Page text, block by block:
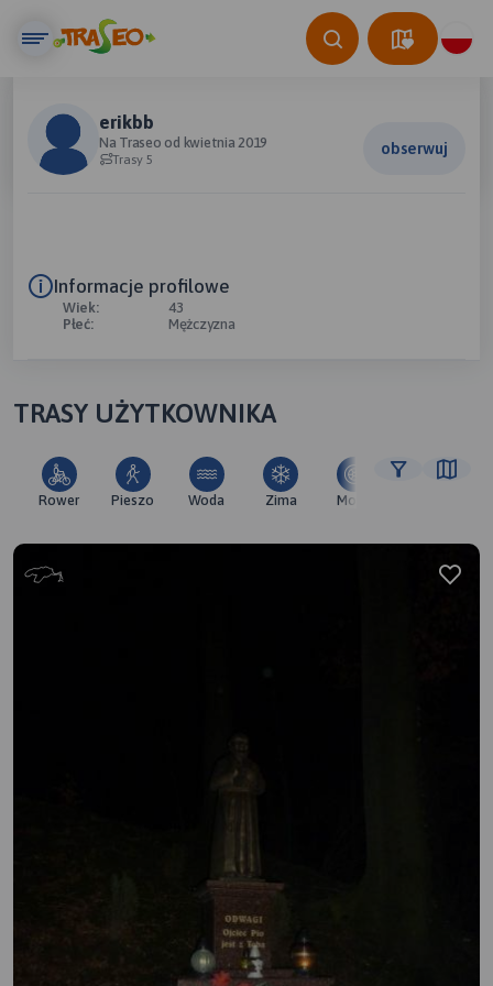
erikbb
Na Traseo od kwietnia 2019
Trasy 5
obserwuj
Informacje profilowe
Wiek:
43
Płeć:
Mężczyzna
TRASY UŻYTKOWNIKA
Rower Pieszo Woda Zima Moto